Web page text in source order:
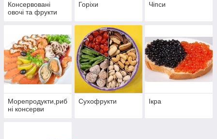
Консервовані
овочі та фрукти
Горіхи Чіпси
Морепродукти,риб
ні консерви
Сухофрукти Ікра